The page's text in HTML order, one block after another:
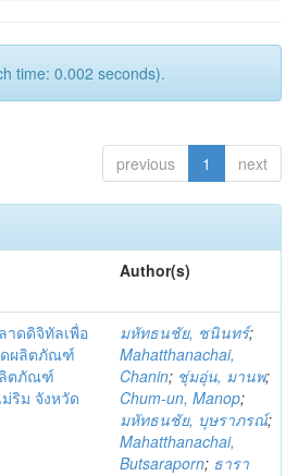
time: 0.002 seconds).
previous 1 next
Author(s)
าดดิจิทัลเพื่อ
ดผลิตภัณฑ์
ตภัณฑ์
ม่ริม จังหวัด
มหัทธนชัย, ชนินทร์;
Mahatthanachai,
Chanin; ชุ่มอุ่น, มานพ;
Chum-un, Manop;
มหัทธนชัย, บุษราภรณ์;
Mahatthanachai,
Butsaraporn; ธารา